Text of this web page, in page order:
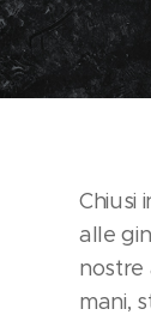
Chiusi
alle
nostre
mani,